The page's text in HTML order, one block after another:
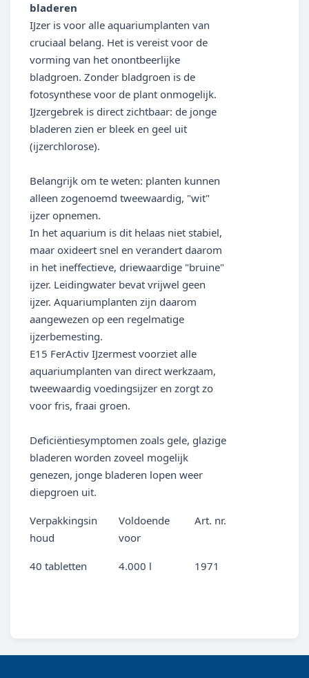
bladeren
IJzer is voor alle aquariumplanten van
cruciaal belang. Het is vereist voor de
vorming van het onontbeerlijke
bladgroen. Zonder bladgroen is de
fotosynthese voor de plant onmogelijk.
IJzergebrek is direct zichtbaar: de jonge
bladeren zien er bleek en geel uit
(ijzerchlorose).
Belangrijk om te weten: planten kunnen
alleen zogenoemd tweewaardig, "wit"
ijzer opnemen.
In het aquarium is dit helaas niet stabiel,
maar oxideert snel en verandert daarom
in het ineffectieve, driewaardige "bruine"
ijzer. Leidingwater bevat vrijwel geen
ijzer. Aquariumplanten zijn daarom
aangewezen op een regelmatige
ijzerbemesting.
E15 FerActiv IJzermest voorziet alle
aquariumplanten van direct werkzaam,
tweewaardig voedingsijzer en zorgt zo
voor fris, fraai groen.
Deficiëntiesymptomen zoals gele, glazige
bladeren worden zoveel mogelijk
genezen, jonge bladeren lopen weer
diepgroen uit.
Verpakkingsin
houd
Voldoende
voor
Art. nr.
40 tabletten 4.000 l 1971